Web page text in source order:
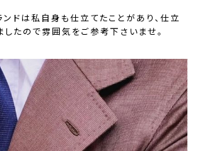
ドは私自身も仕立てたことがあり、仕立
たので雰囲気をご参考下さいませ。